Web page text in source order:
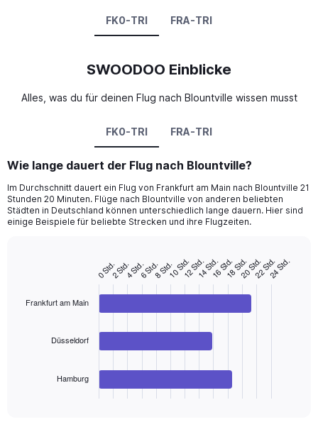
FK0-TRI FRA-TRI
SWOODOO Einblicke
Alles, was du für deinen Flug nach Blountville wissen musst
FK0-TRI FRA-TRI
Wie lange dauert der Flug nach Blountville?
Im Durchschnitt dauert ein Flug von Frankfurt am Main nach Blountville 21
Stunden 20 Minuten. Flüge nach Blountville von anderen beliebten
Städten in Deutschland können unterschiedlich lange dauern. Hier sind
einige Beispiele für beliebte Strecken und ihre Flugzeiten.
Frankfurt am Main
Düsseldorf
Hamburg
0 Std.2 Std.4 Std.6 Std.8 Std.10 Std.12 Std.14 Std.16 Std.18 Std.20 Std.22 Std.24 Std.